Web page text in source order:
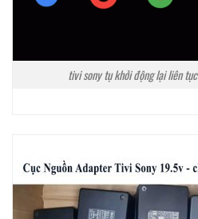
tivi sony tụ khởi động lại liên tục